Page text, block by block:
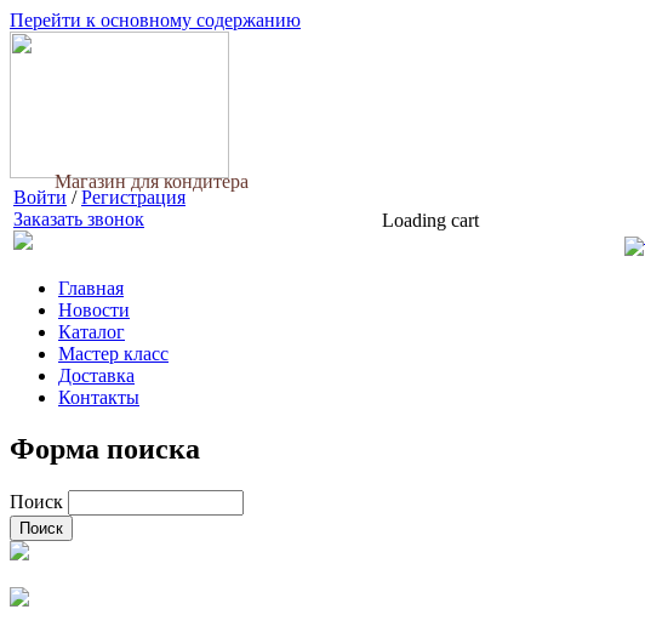
Перейти к основному содержанию
Магазин для кондитера
Войти /Регистрация
Заказать звонок
Loading cart
Главная
Новости
Каталог
Мастер класс
Доставка
Контакты
Форма поиска
Поиск